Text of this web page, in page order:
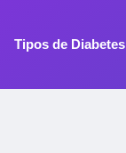
Tipos de Diabetes